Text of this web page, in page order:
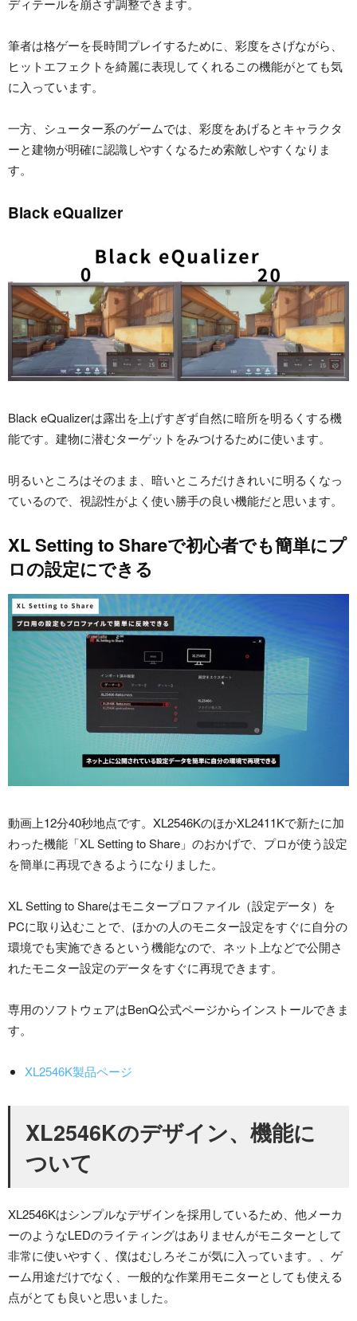
ディテールを崩さず調整できます。
筆者は格ゲーを長時間プレイするために、彩度をさげながら、
ヒットエフェクトを綺麗に表現してくれるこの機能がとても気
に入っています。
一方、シューター系のゲームでは、彩度をあげるとキャラクタ
ーと建物が明確に認識しやすくなるため索敵しやすくなりま
す。
Black eQualizer
Black eQualizerは露出を上げすぎず自然に暗所を明るくする機
能です。建物に潜むターゲットをみつけるために使います。
明るいところはそのまま、暗いところだけきれいに明るくなっ
ているので、視認性がよく使い勝手の良い機能だと思います。
XL Setting to Shareで初心者でも簡単にプ
ロの設定にできる
動画上12分40秒地点です。XL2546KのほかXL2411Kで新たに加
わった機能「XL Setting to Share」のおかげで、プロが使う設定
を簡単に再現できるようになりました。
XL Setting to Shareはモニタープロファイル（設定データ）を
PCに取り込むことで、ほかの人のモニター設定をすぐに自分の
環境でも実施できるという機能なので、ネット上などで公開さ
れたモニター設定のデータをすぐに再現できます。
専用のソフトウェアはBenQ公式ページからインストールできま
す。
XL2546K製品ページ
XL2546Kのデザイン、機能に
ついて
XL2546Kはシンプルなデザインを採用しているため、他メーカ
ーのようなLEDのライティングはありませんがモニターとして
非常に使いやすく、僕はむしろそこが気に入っています。、ゲ
ーム用途だけでなく、一般的な作業用モニターとしても使える
点がとても良いと思いました。